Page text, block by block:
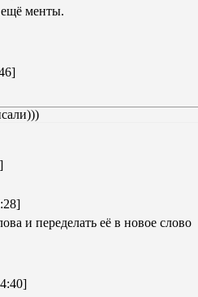
менты.
и переделать её в новое слово